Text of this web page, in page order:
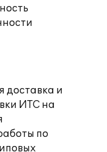
доставка и
ИТС на
по